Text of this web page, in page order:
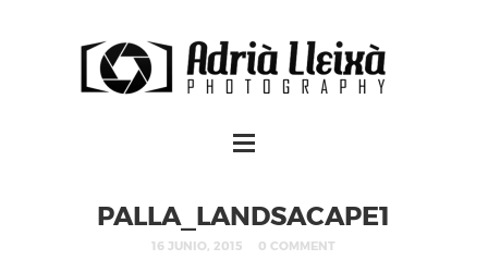
PALLA_LANDSACAPE1
16 JUNIO, 2015 0 COMMENT